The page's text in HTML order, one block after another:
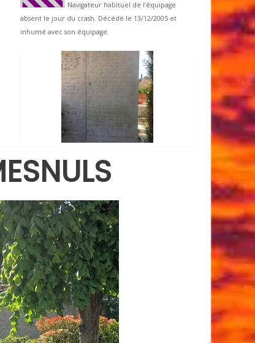
Navigateur habituel de l’équipage
absent le jour du crash. Décédé le 13/12/2005 et
inhumé avec son équipage.